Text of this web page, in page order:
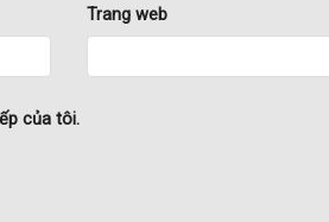
Trang web
của tôi.